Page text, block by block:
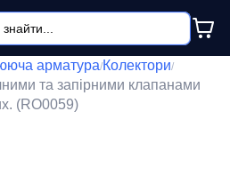
арматура/Колектори/
та запірними клапанами
(RO0059)